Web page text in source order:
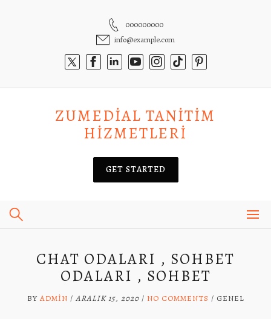
000000000
info@example.com
ZUMEDIAL TANITIM
HIZMETLERI
GET STARTED
CHAT ODALARI , SOHBET
ODALARI , SOHBET
BY ADMIN / ARALIK 15, 2020/ NO COMMENTS / GENEL